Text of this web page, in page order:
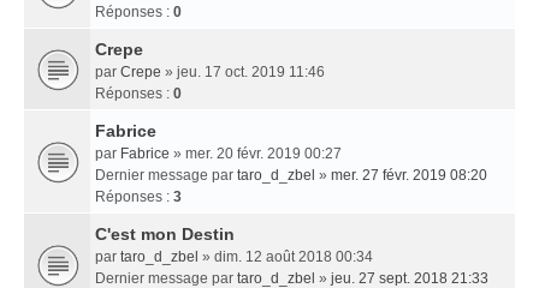
Réponses : 0
Crepe
par Crepe » jeu. 17 oct. 2019 11:46
Réponses : 0
Fabrice
par Fabrice » mer. 20 févr. 2019 00:27
Dernier message par taro_d_zbel » mer. 27 févr. 2019 08:20
Réponses : 3
C'est mon Destin
par taro_d_zbel » dim. 12 août 2018 00:34
Dernier message par taro_d_zbel » jeu. 27 sept. 2018 21:33